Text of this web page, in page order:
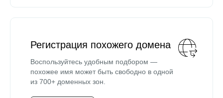
Регистрация похожего домена
Воспользуйтесь удобным подбором —
похожее имя может быть свободно в одной
из 700+ доменных зон.